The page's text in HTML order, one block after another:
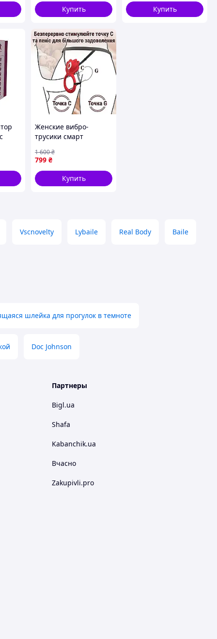
Купить
Купить
Женские вибро-
трусики смарт
стимулятор клитора
(SE-1143)
799 ₴
1 600₴
Купить
Vscnovelty Lybaile Real Body Baile
шлейка для прогулок в темноте
Doc Johnson
Партнеры
Bigl.ua
Shafa
Kabanchik.ua
Вчасно
Zakupivli.pro